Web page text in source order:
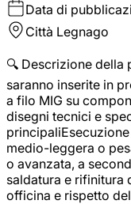
Data di
Città Legnago
🔍 Descrizione della
saranno inserite in
a filo MIG su
disegni tecnici e
medio-leggera o
o avanzata, a
saldatura e rifinitura
officina e rispetto